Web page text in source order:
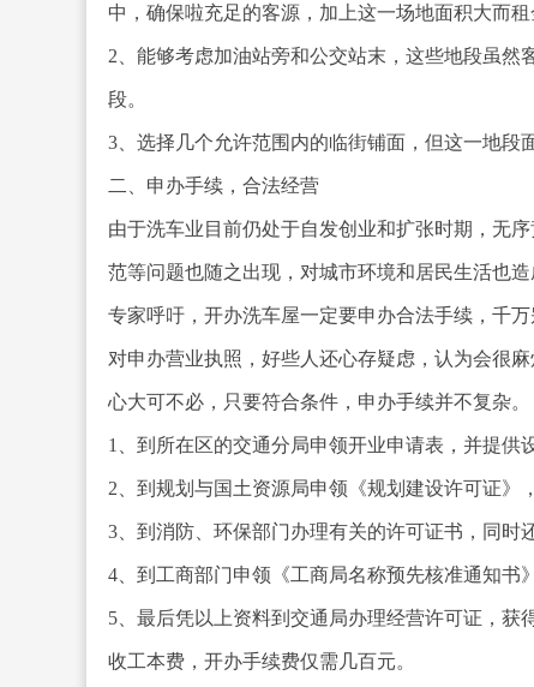
中，确保啦充足的客源，加上这一场地面积大而
2、能够考虑加油站旁和公交站末，这些地段虽
段。
3、选择几个允许范围内的临街铺面，但这一地段
二、申办手续，合法经营
由于洗车业目前仍处于自发创业和扩张时期，无
范等问题也随之出现，对城市环境和居民生活也
专家呼吁，开办洗车屋一定要申办合法手续，千万
对申办营业执照，好些人还心存疑虑，认为会很
心大可不必，只要符合条件，申办手续并不复杂。
1、到所在区的交通分局申领开业申请表，并提供
2、到规划与国土资源局申领《规划建设许可证》
3、到消防、环保部门办理有关的许可证书，同时
4、到工商部门申领《工商局名称预先核准通知书
5、最后凭以上资料到交通局办理经营许可证，
收工本费，开办手续费仅需几百元。